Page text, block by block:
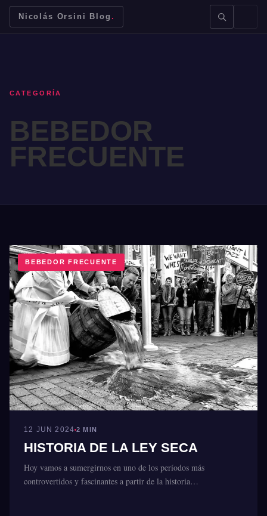
Nicolás Orsini Blog .
CATEGORÍA
BEBEDOR
FRECUENTE
BEBEDOR FRECUENTE
12 JUN 2024 2 MIN
HISTORIA DE LA LEY SECA
Hoy vamos a sumergirnos en uno de los períodos más
controvertidos y fascinantes a partir de la historia…